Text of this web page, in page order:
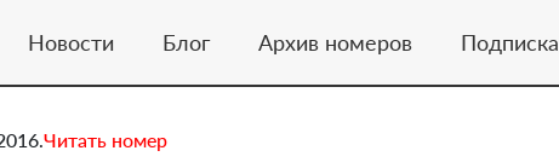
Новости Блог Архив номеров Подписка
Читать номер